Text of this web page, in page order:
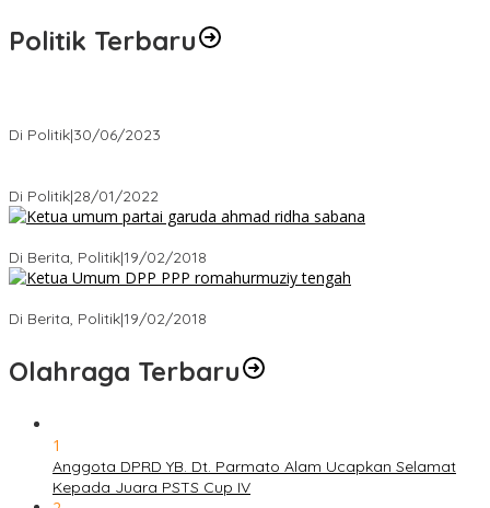
Politik Terbaru
Di Politik|30/06/2023
Di Politik|28/01/2022
Di Berita, Politik|19/02/2018
Di Berita, Politik|19/02/2018
Olahraga Terbaru
1
Anggota DPRD YB. Dt. Parmato Alam Ucapkan Selamat
Kepada Juara PSTS Cup IV